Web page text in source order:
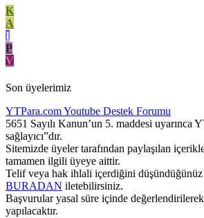
K
A
I
P
V
Son üyelerimiz
YTPara.comYoutube Destek Forumu
5651 Sayılı Kanun’un 5. maddesi uyarınca
sağlayıcı”dır.
Sitemizde üyeler tarafından paylaşılan
tamamen ilgili üyeye aittir.
Telif veya hak ihlali içerdiğini düşündüğünüz
BURADAN iletebilirsiniz.
Başvurular yasal süre içinde
yapılacaktır.